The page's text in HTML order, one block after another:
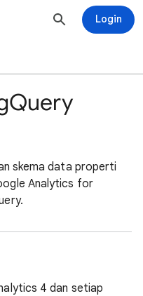
Login
skema data properti
Analytics for
4 dan setiap